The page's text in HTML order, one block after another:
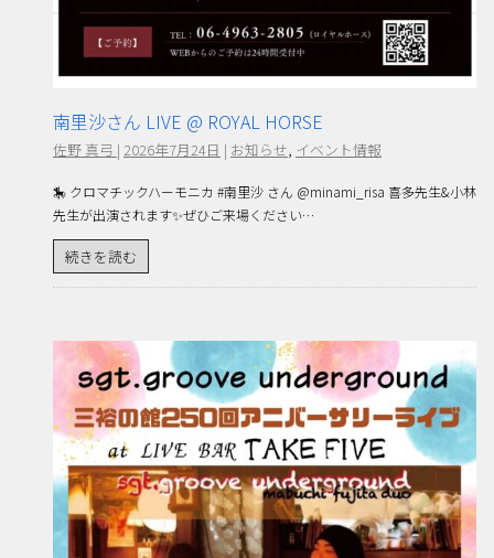
南里沙さん LIVE @ ROYAL HORSE
佐野 真弓 | 2026年7月24日 | お知らせ イベント情報
🎠 クロマチックハーモニカ #南里沙 さん @minami_risa 喜多先生&小林
先生が出演されます✨ぜひご来場ください…
続きを読む